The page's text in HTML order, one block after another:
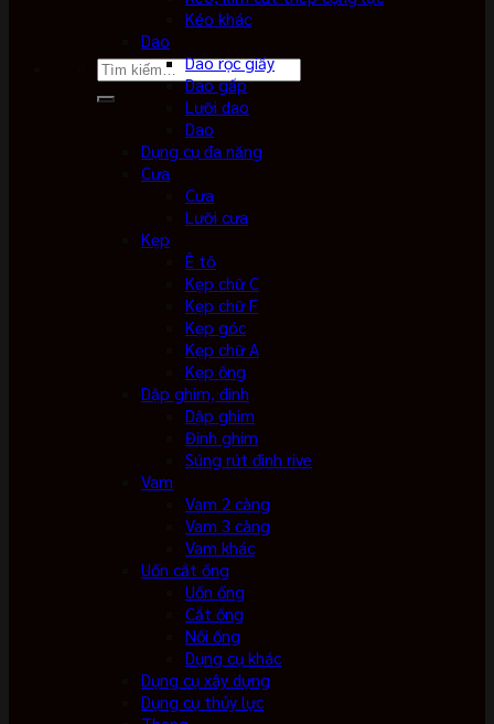
Tìm
Kéo khác
Dao
Dao rọc giấy
Dao gấp
Lưỡi dao
Dao
Dụng cụ đa năng
Cưa
Cưa
Lưỡi cưa
Kẹp
Ê tô
Kẹp chữ C
Kẹp chữ F
Kẹp góc
Kẹp chữ A
Kẹp ống
Dập ghim, đinh
Dập ghim
Đinh ghim
Súng rút đinh rive
Vam
Vam 2 càng
Vam 3 càng
Vam khác
Uốn cắt ống
Uốn ống
Cắt ống
Nối ống
Dụng cụ khác
Dụng cụ xây dựng
Dụng cụ thủy lực